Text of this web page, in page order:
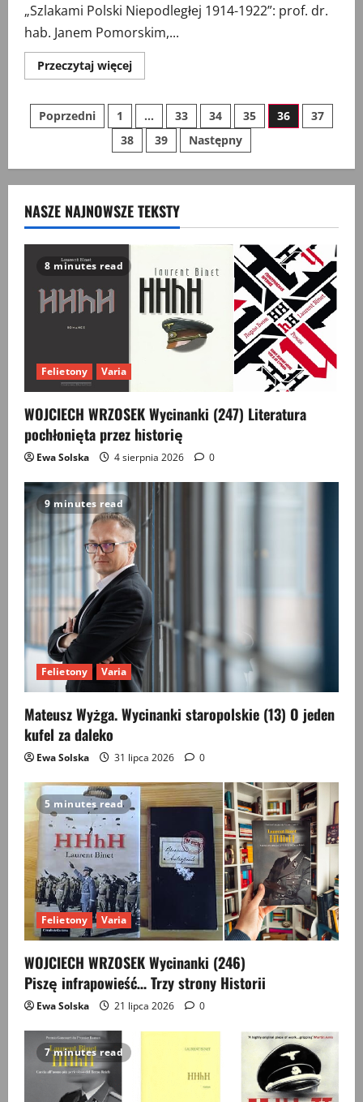
„Szlakami Polski Niepodległej 1914-1922”: prof. dr.
hab. Janem Pomorskim,...
Przeczytaj więcejPrzeczytaj
więcej
aplikacja
Szlakami
Polski
Niepodległej
1914-
1922
Stronicowanie
Poprzedni 1 … 33 34 35 36
37
38
39 Następny
NASZE NAJNOWSZE TEKSTY
8 minutes read
Felietony Varia
WOJCIECH WRZOSEK Wycinanki (247) Literatura
pochłonięta przez historię
Ewa Solska 4 sierpnia 2026 0
9 minutes read
Felietony Varia
Mateusz Wyżga. Wycinanki staropolskie (13) O jeden
kufel za daleko
Ewa Solska 31 lipca 2026 0
5 minutes read
Felietony Varia
WOJCIECH WRZOSEK Wycinanki (246)
Piszę infrapowieść… Trzy strony Historii
Ewa Solska 21 lipca 2026 0
7 minutes read